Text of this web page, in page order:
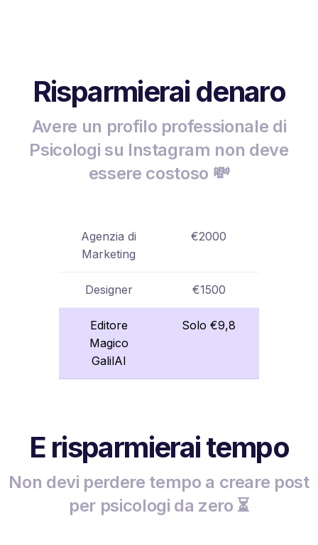
Risparmierai denaro
Avere un profilo professionale di
Psicologi su Instagram non deve
essere costoso 💸
Agenzia di
Marketing
€2000
Designer €1500
Editore
Magico
GalilAI
Solo €9,8
E risparmierai tempo
Non devi perdere tempo a creare post
per psicologi da zero ⏳